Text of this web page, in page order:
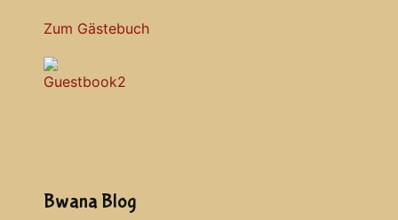
Zum Gästebuch
Bwana Blog